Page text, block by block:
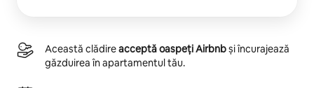
Această clădireacceptă oaspeți Airbnbși încurajează
găzduirea în apartamentul tău.